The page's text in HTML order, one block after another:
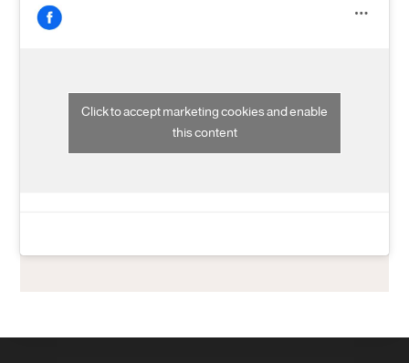
Click to accept marketing cookies and enable
this content